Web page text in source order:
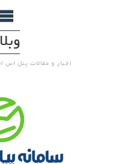
اخبار و مقالات پنل اس ام